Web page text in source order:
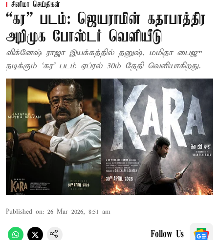
சினிமா செய்திகள்
“கர” படம்: ஜெயராமின் கதாபாத்திர
அறிமுக போஸ்டர் வெளியீடு
விக்னேஷ் ராஜா இயக்கத்தில் தனுஷ், மமிதா பைஜு
நடிக்கும் ‘கர’ படம் ஏப்ரல் 30ம் தேதி வெளியாகிறது.
Published on: 26 Mar 2026, 8:51 am
Follow Us